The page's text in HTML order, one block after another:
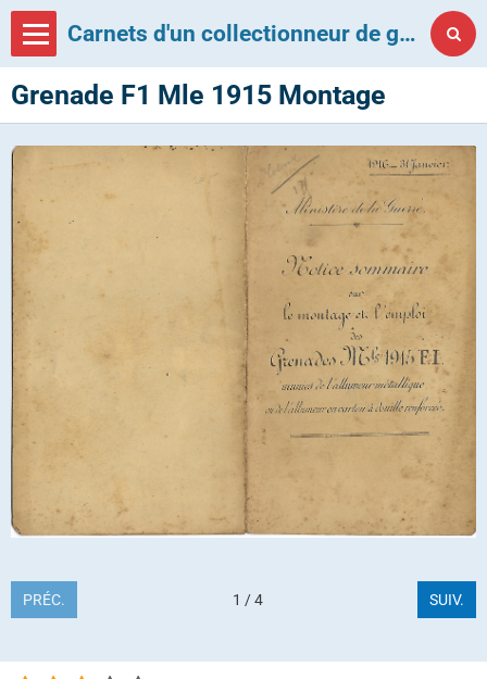
Carnets d'un collectionneur de grenades françaises
Grenade F1 Mle 1915 Montage
PRÉC. 1 / 4 SUIV.